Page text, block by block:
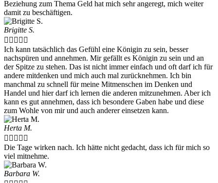
Beziehung zum Thema Geld hat mich sehr angeregt, mich weiter
damit zu beschäftigen.
Brigitte S.
    
Ich kann tatsächlich das Gefühl eine Königin zu sein, besser
nachspüren und annehmen. Mir gefällt es Königin zu sein und an
der Spitze zu stehen. Das ist nicht immer einfach und oft darf ich für
andere mitdenken und mich auch mal zurücknehmen. Ich bin
manchmal zu schnell für meine Mitmenschen im Denken und
Handel und hier darf ich lernen die anderen mitzunehmen. Aber ich
kann es gut annehmen, dass ich besondere Gaben habe und diese
zum Wohle von mir und auch anderer einsetzen kann.
Herta M.
    
Die Tage wirken nach. Ich hätte nicht gedacht, dass ich für mich so
viel mitnehme.
Barbara W.